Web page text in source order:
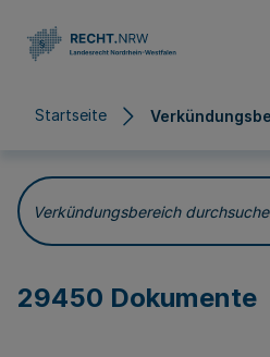
Startseite
Verkündungsbereich durchsuchen
29450 Dokumente